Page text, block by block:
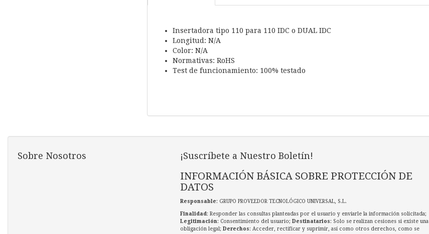
Insertadora tipo 110 para 110 IDC o DUAL IDC
Longitud: N/A
Color: N/A
Normativas: RoHS
Test de funcionamiento: 100% testado
Sobre Nosotros ¡Suscríbete a Nuestro Boletín!
INFORMACIÓN BÁSICA SOBRE PROTECCIÓN DE
DATOS
Responsable: GRUPO PROVEEDOR TECNOLÓGICO UNIVERSAL, S.L.
Finalidad: Responder las consultas planteadas por el usuario y enviarle la información solicitada;
Legitimación: Consentimiento del usuario; Destinatarios: Solo se realizan cesiones si existe una
obligación legal; Derechos: Acceder, rectificar y suprimir, así como otros derechos, como se